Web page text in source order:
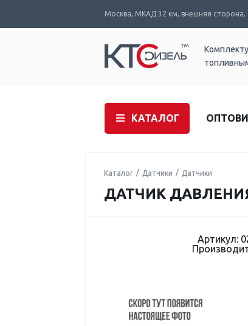
Москва, МКАД 32 км, внешняя сторона,
КАТАЛОГ
Каталог Датчики Датчики
ДАТЧИК ДАВЛЕНИЯ
Артикул: